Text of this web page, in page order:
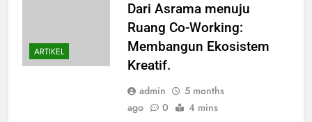
ARTIKEL
Dari Asrama menuju
Ruang Co-Working:
Membangun Ekosistem
Kreatif.
admin
5 months
ago
0 4 mins